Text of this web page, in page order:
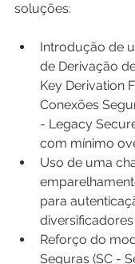
soluções:
Introdução de
de Derivação
Key Derivation
Conexões
- Legacy
com mínimo
Uso de uma
para
Reforço do
Seguras (SC -